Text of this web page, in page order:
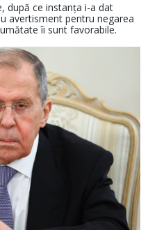
după ce instanța i-a dat
avertisment pentru negarea
îi sunt favorabile.